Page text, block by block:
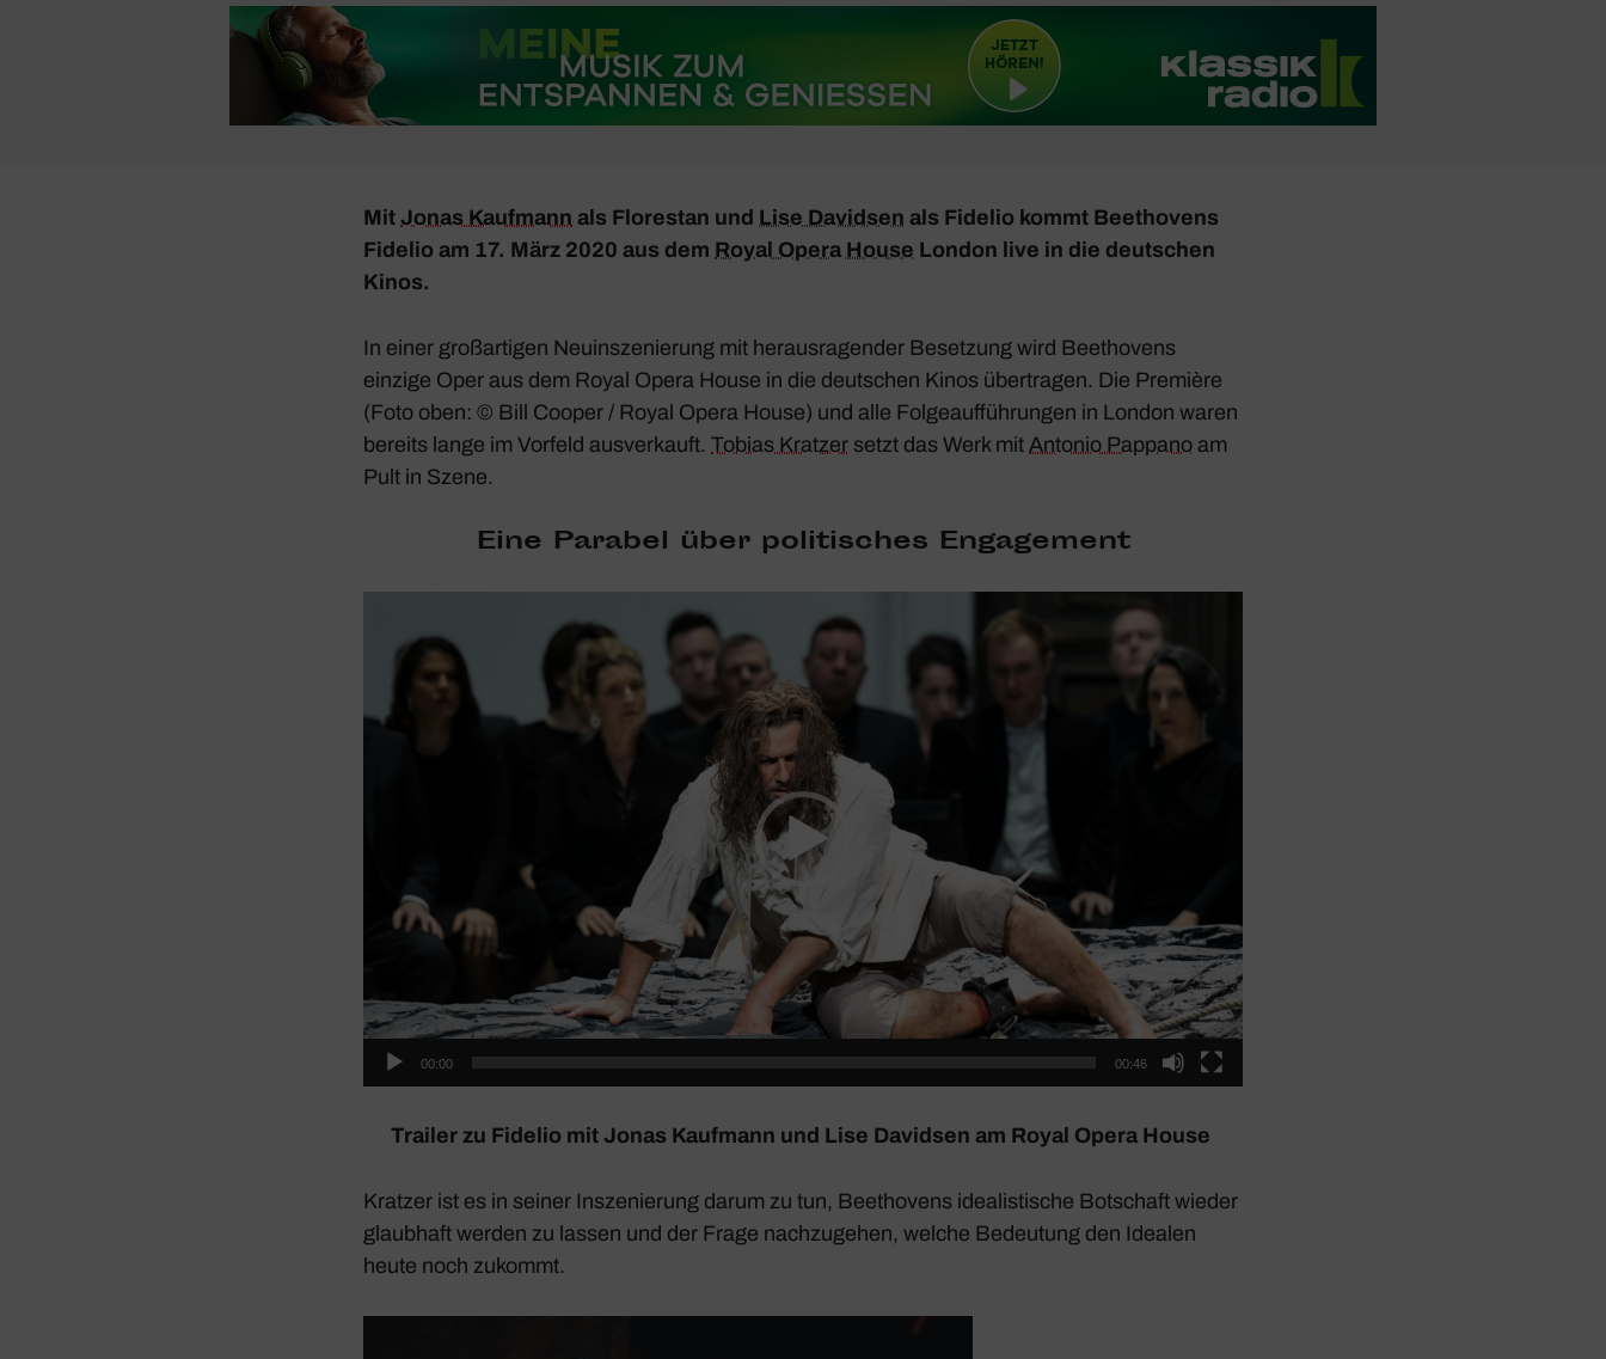
Mit Jonas Kauf­mann als Flore­stan und Lise Davidsen als Fidelio kommt Beet­ho­vens
Fidelio am 17. März 2020 aus dem Royal Opera House London live in die deut­schen
Kinos.
In einer groß­ar­tigen Neuin­sze­nie­rung mit heraus­ra­gender Beset­zung wird Beet­ho­vens
einzige Oper aus dem Royal Opera House in die deut­schen Kinos über­tragen. Die Première
(Foto oben: © Bill Cooper / Royal Opera House) und alle Folge­auf­füh­rungen in London waren
bereits lange im Vorfeld ausver­kauft. Tobias Kratzer setzt das Werk mit Antonio Pappano am
Pult in Szene.
Eine Parabel über poli­ti­sches Enga­ge­ment
00:00 00:46
Trailer zu Fidelio mit Jonas Kauf­mann und Lise Davidsen am Royal Opera House
Kratzer ist es in seiner Insze­nie­rung darum zu tun, Beet­ho­vens idea­lis­ti­sche Botschaft wieder
glaub­haft werden zu lassen und der Frage nach­zu­gehen, welche Bedeu­tung den Idealen
heute noch zukommt.